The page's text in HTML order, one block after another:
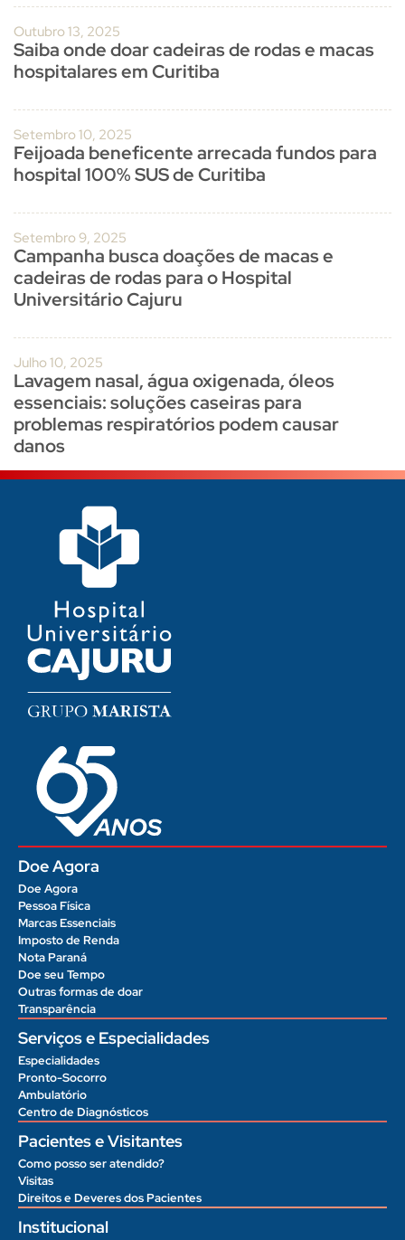
Outubro 13, 2025
Saiba onde doar cadeiras de rodas e macas
hospitalares em Curitiba
Setembro 10, 2025
Feijoada beneficente arrecada fundos para
hospital 100% SUS de Curitiba
Setembro 9, 2025
Campanha busca doações de macas e
cadeiras de rodas para o Hospital
Universitário Cajuru
Julho 10, 2025
Lavagem nasal, água oxigenada, óleos
essenciais: soluções caseiras para
problemas respiratórios podem causar
danos
Doe Agora
Doe Agora
Pessoa Física
Marcas Essenciais
Imposto de Renda
Nota Paraná
Doe seu Tempo
Outras formas de doar
Transparência
Serviços e Especialidades
Especialidades
Pronto-Socorro
Ambulatório
Centro de Diagnósticos
Pacientes e Visitantes
Como posso ser atendido?
Visitas
Direitos e Deveres dos Pacientes
Institucional